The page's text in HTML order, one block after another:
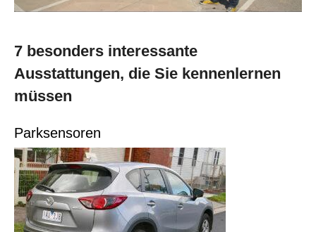
7 besonders interessante
Ausstattungen, die Sie kennenlernen
müssen
Parksensoren